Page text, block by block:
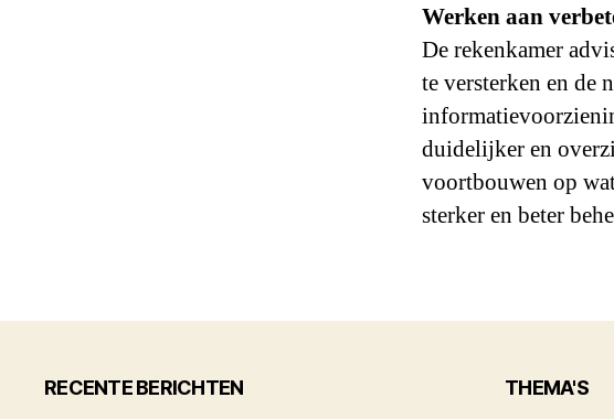
Werken aan
De rekenkamer
te versterken en de
duidelijker en
voortbouwen op
sterker en beter
RECENTE BERICHTEN THEMA'S